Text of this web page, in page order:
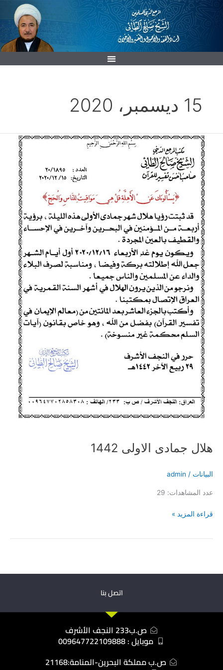
تخطي
15 ديسمبر، 2020
هلال جمادى الاولى 1442
البيانات /
admin
عدد المشاهدات: 29
هلال
جمادى
الاولى
1442
قراءة المزيد »
اتصل بنا
ص.ب233 النجف الأشرف
موبايل : 009647722109888
ص.ب مملكة البحرين-المنامة:21168